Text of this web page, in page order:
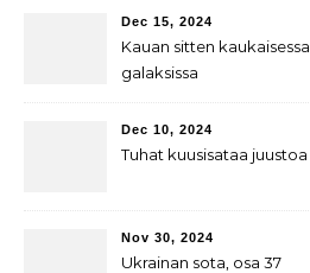
Dec 15, 2024
Kauan sitten kaukaisessa
galaksissa
Dec 10, 2024
Tuhat kuusisataa juustoa
Nov 30, 2024
Ukrainan sota, osa 37